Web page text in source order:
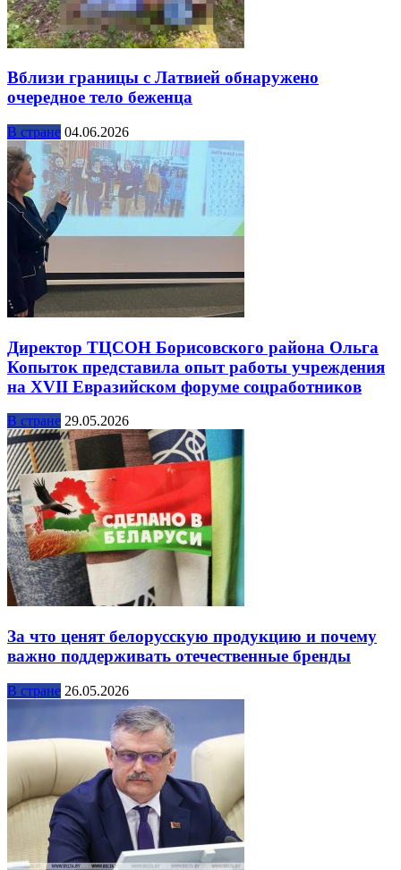
Вблизи границы с Латвией обнаружено
очередное тело беженца
В стране 04.06.2026
Директор ТЦСОН Борисовского района Ольга
Копыток представила опыт работы учреждения
на XVII Евразийском форуме соцработников
В стране 29.05.2026
За что ценят белорусскую продукцию и почему
важно поддерживать отечественные бренды
В стране 26.05.2026